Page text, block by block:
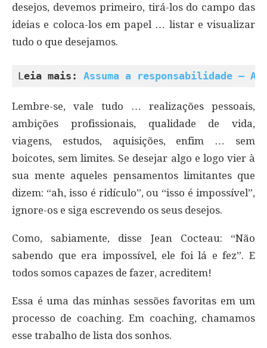
desejos, devemos primeiro, tirá-los do campo das
ideias e coloca-los em papel … listar e visualizar
tudo o que desejamos.
L eia mais: Assuma a responsabilidade –
Lembre-se, vale tudo … realizações pessoais,
ambições profissionais, qualidade de vida,
viagens, estudos, aquisições, enfim … sem
boicotes, sem limites. Se desejar algo e logo vier à
sua mente aqueles pensamentos limitantes que
dizem: “ah, isso é ridículo”, ou “isso é impossível”,
ignore-os e siga escrevendo os seus desejos.
Como, sabiamente, disse Jean Cocteau: “Não
sabendo que era impossível, ele foi lá e fez”. E
todos somos capazes de fazer, acreditem!
Essa é uma das minhas sessões favoritas em um
processo de coaching. Em coaching, chamamos
esse trabalho de lista dos sonhos.